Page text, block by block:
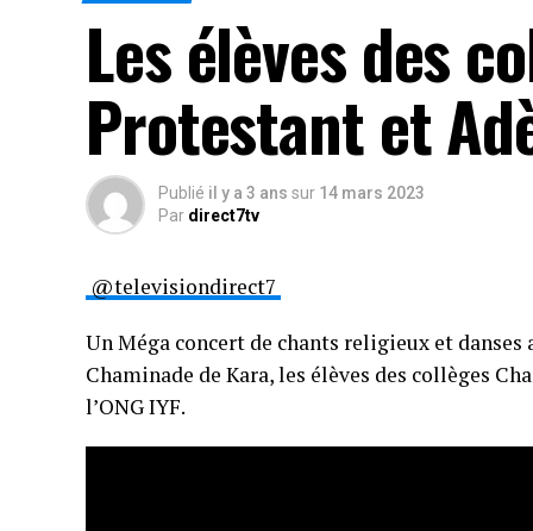
Les élèves des
Protestant et
Publié il y a 3 ans sur 14 mars 2023
Par direct7tv
@televisiondirect7
Un Méga concert de chants religieux et danses
Chaminade de Kara, les élèves des collèges
l’ONG IYF.